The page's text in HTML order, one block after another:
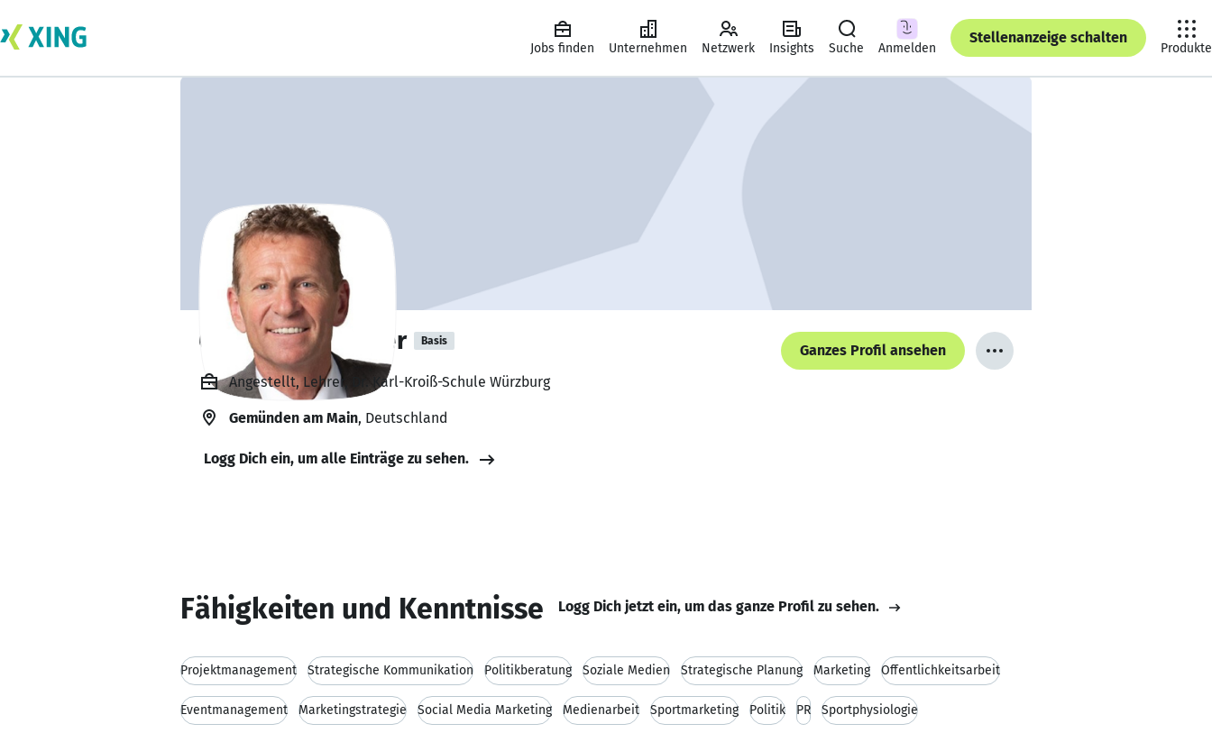
Jobs finden Unternehmen Netzwerk Insights Suche Anmelden
Stellenanzeige schalten
Produkte
Günther Felbinger Basis
Ganzes Profil ansehen
Angestellt, Lehrer, Dr. Karl-Kroiß-Schule Würzburg
Gemünden am Main, Deutschland
Logg Dich ein, um alle Einträge zu sehen.
Fähigkeiten und Kenntnisse Logg Dich jetzt ein, um das ganze Profil zu sehen.
Projektmanagement Strategische Kommunikation Politikberatung Soziale Medien Strategische Planung Marketing Öffentlichkeitsarbeit
Eventmanagement Marketingstrategie Social Media Marketing Medienarbeit Sportmarketing Politik PR Sportphysiologie